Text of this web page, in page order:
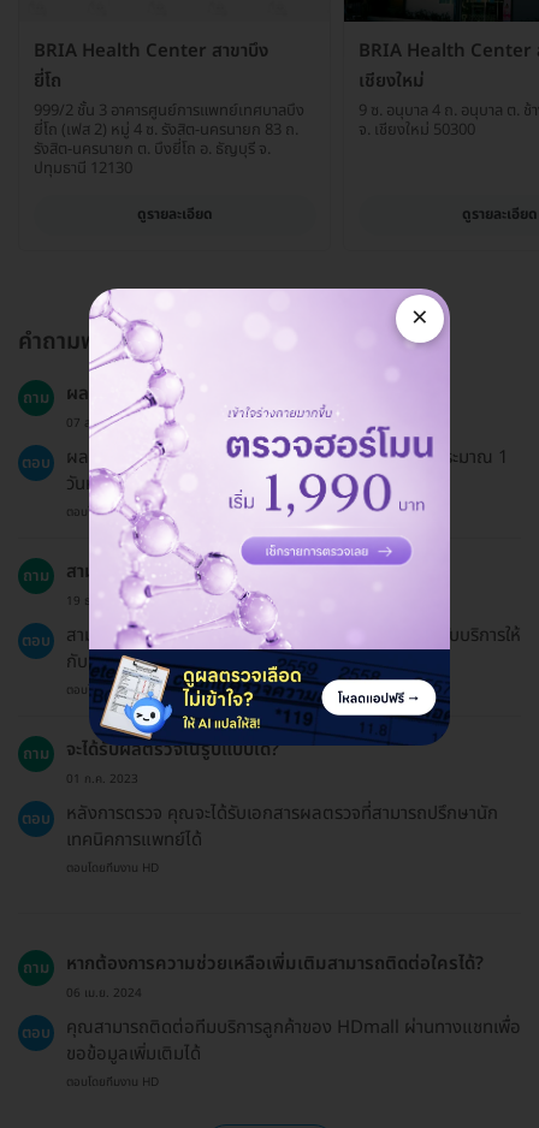
BRIA Health Center สาขาบึง
ยี่โถ
999/2 ชั้น 3 อาคารศูนย์การแพทย์เทศบาลบึง
ยี่โถ (เฟส 2) หมู่ 4 ซ. รังสิต-นครนายก 83 ถ.
รังสิต-นครนายก ต. บึงยี่โถ อ. ธัญบุรี จ.
ปทุมธานี 12130
ดูรายละเอียด
BRIA Health Center
เชียงใหม่
9 ซ. อนุบาล 4 ถ. อนุบาล ต. ช้
จ. เชียงใหม่ 50300
ดูรายละเอียด
คำถามพบบ่อย
ถาม ผลตรวจจะใช้เวลานานแค่ไหนถึงจะได้รับ?
07 ส.ค. 2023
ตอบ
ผลตรวจจะถูกส่งให้คุณทางอีเมลหรือไปรษณีย์ภายในประมาณ 1
วันหลังจากการตรวจ
ตอบโดยทีมงาน HD
ถาม สามารถจองแพ็กเกจให้ผู้อื่นได้ไหม?
19 ธ.ค. 2024
ตอบ
สามารถจองแพ็กเกจให้คนอื่นได้ โดยต้องแจ้งชื่อผู้ที่จะรับบริการให้
กับแอดมิน
ตอบโดยทีมงาน HD
ถาม จะได้รับผลตรวจในรูปแบบใด?
01 ก.ค. 2023
ตอบ
หลังการตรวจ คุณจะได้รับเอกสารผลตรวจที่สามารถปรึกษานัก
เทคนิคการแพทย์ได้
ตอบโดยทีมงาน HD
ถาม หากต้องการความช่วยเหลือเพิ่มเติมสามารถติดต่อใครได้?
06 เม.ย. 2024
ตอบ
คุณสามารถติดต่อทีมบริการลูกค้าของ HDmall ผ่านทางแชทเพื่อ
ขอข้อมูลเพิ่มเติมได้
ตอบโดยทีมงาน HD
×